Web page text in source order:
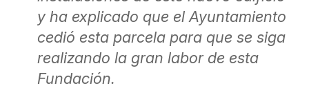
y ha explicado que el Ayuntamiento
cedió esta parcela para que se siga
realizando la gran labor de esta
Fundación.